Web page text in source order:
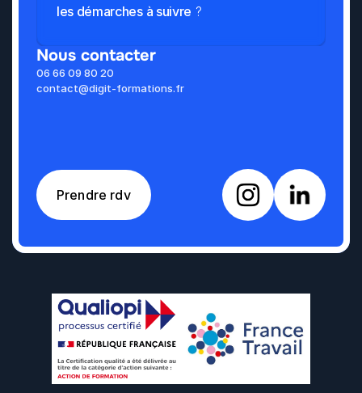
Nous contacter
06 66 09 80 20
contact@digit-formations.fr
les démarches à suivre ?
Prendre rdv